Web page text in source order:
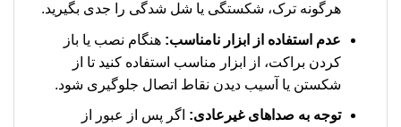
هرگونه ترک، شکستگی یا شل شدگی را جدی بگیرید.
عدم استفاده از ابزار نامناسب: هنگام نصب یا باز
کردن براکت، از ابزار مناسب استفاده کنید تا از
شکستن یا آسیب دیدن نقاط اتصال جلوگیری شود.
توجه به صداهای غیرعادی: اگر پس از عبور از